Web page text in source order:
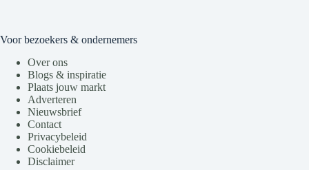
Voor bezoekers & ondernemers
Over ons
Blogs & inspiratie
Plaats jouw markt
Adverteren
Nieuwsbrief
Contact
Privacybeleid
Cookiebeleid
Disclaimer